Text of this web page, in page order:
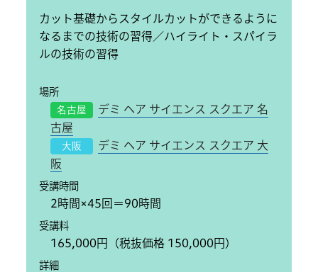
カット基礎からスタイルカットができるように
なるまでの技術の習得／ハイライト・スパイラ
ルの技術の習得
場所
名古屋
デミ ヘア サイエンス スクエア 名
古屋
大阪
デミ ヘア サイエンス スクエア 大
阪
受講時間
2時間×45回＝90時間
受講料
165,000円（税抜価格 150,000円）
詳細